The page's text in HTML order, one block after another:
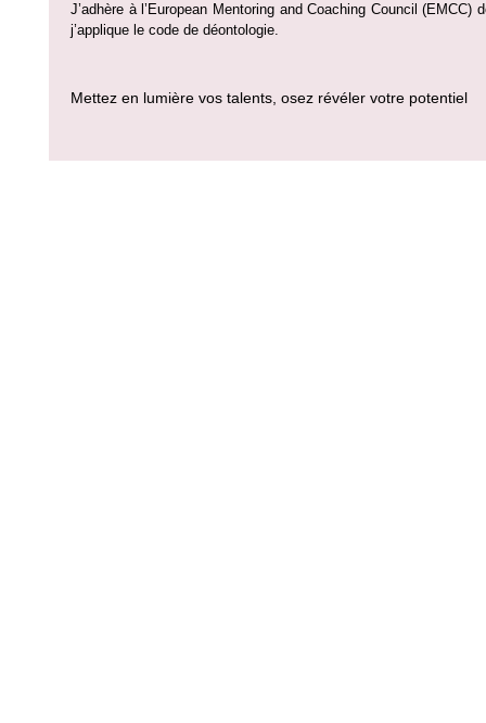
J’adhère à l’European Mentoring and Coaching Council (EMCC)
j’applique le code de déontologie.
Mettez en lumière vos talents, osez révéler votre potentiel